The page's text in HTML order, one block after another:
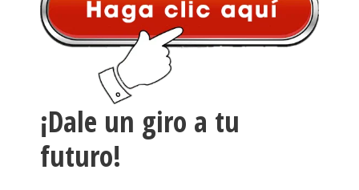
¡Dale un giro a tu
futuro!